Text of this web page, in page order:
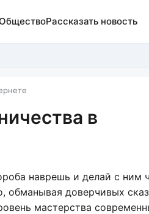
Рассказать новость
в
наврешь и делай с ним
обманывая доверчивых
мастерства